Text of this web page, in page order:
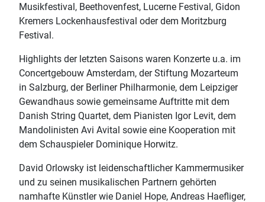
Musikfestival, Beethovenfest, Lucerne Festival, Gidon
Kremers Lockenhausfestival oder dem Moritzburg
Festival.
Highlights der letzten Saisons waren Konzerte u.a. im
Concertgebouw Amsterdam, der Stiftung Mozarteum
in Salzburg, der Berliner Philharmonie, dem Leipziger
Gewandhaus sowie gemeinsame Auftritte mit dem
Danish String Quartet, dem Pianisten Igor Levit, dem
Mandolinisten Avi Avital sowie eine Kooperation mit
dem Schauspieler Dominique Horwitz.
David Orlowsky ist leidenschaftlicher Kammermusiker
und zu seinen musikalischen Partnern gehörten
namhafte Künstler wie Daniel Hope, Andreas Haefliger,